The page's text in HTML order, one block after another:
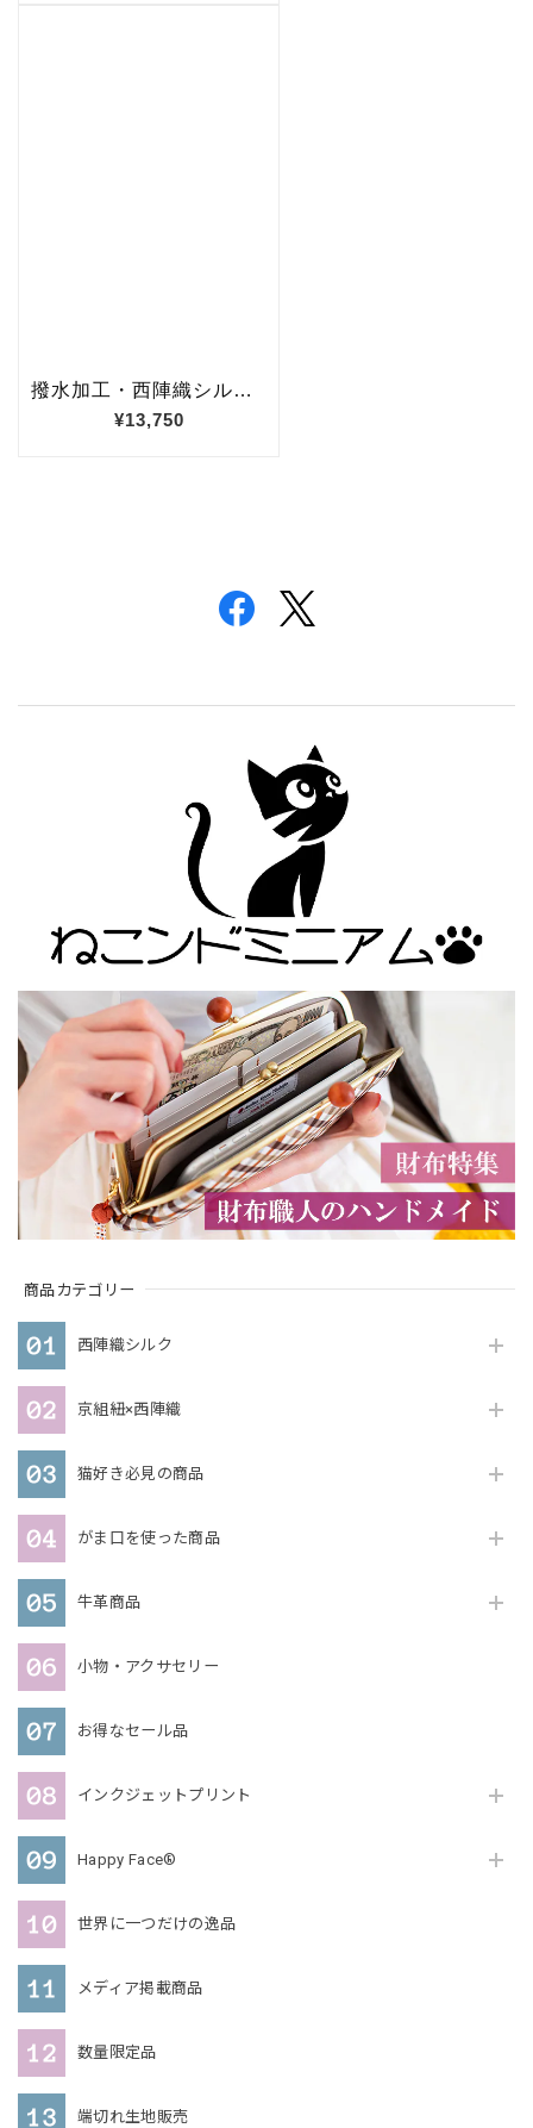
商品カテゴリー
西陣織シルク
京組紐×西陣織
猫好き必見の商品
がま口を使った商品
牛革商品
小物・アクサセリー
お得なセール品
インクジェットプリント
Happy Face®
世界に一つだけの逸品
メディア掲載商品
数量限定品
端切れ生地販売